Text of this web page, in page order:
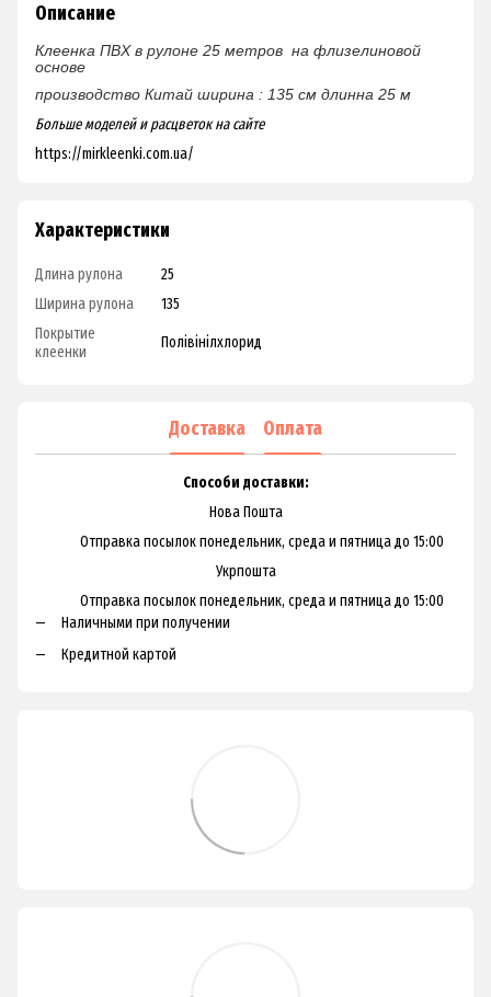
Описание
Клеенка ПВХ в рулоне 25 метров на флизелиновой
основе
производство Китай ширина : 135 см длинна 25 м
Больше моделей и расцветок на сайте
https://mirkleenki.com.ua/
Характеристики
Длина рулона
25
Ширина рулона
135
Покрытие
клеенки
Полівінілхлорид
Доставка Оплата
Способи доставки:
Нова Пошта
Отправка посылок понедельник, среда и пятница до 15:00
Укрпошта
Отправка посылок понедельник, среда и пятница до 15:00
Наличными при получении
Кредитной картой